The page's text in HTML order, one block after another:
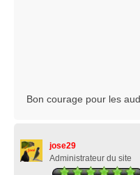
Bon courage pour les
jose29
Administrateur du site